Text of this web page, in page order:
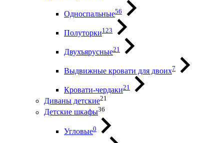
Односпальные56
Полуторки123
Двухъярусные21
Выдвижные кровати для двоих7
Кровати-чердаки21
Диваны детские21
Детские шкафы36
Угловые0